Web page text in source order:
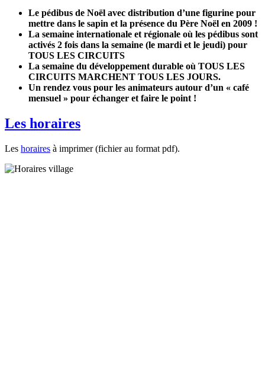
Le pédibus de Noël avec distribution d’une figurine pour
mettre dans le sapin et la présence du Père Noël en 2009 !
La semaine internationale et régionale où les pédibus sont
activés 2 fois dans la semaine (le mardi et le jeudi) pour
TOUS LES CIRCUITS
La semaine du développement durable où TOUS LES
CIRCUITS MARCHENT TOUS LES JOURS.
Un rendez vous pour les animateurs autour d’un « café
mensuel » pour échanger et faire le point !
Les horaires
Les horaires à imprimer (fichier au format pdf).